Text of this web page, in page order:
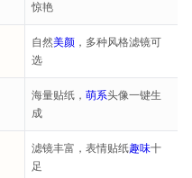
惊艳
自然美颜 ，多种风格滤镜可
选
海量贴纸， 萌系头像一键生
成
滤镜丰富，表情贴纸趣味十
足